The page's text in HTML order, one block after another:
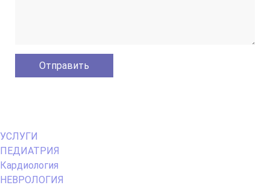
Primary
Menu
УСЛУГИ
ПЕДИАТРИЯ
Кардиология
НЕВРОЛОГИЯ